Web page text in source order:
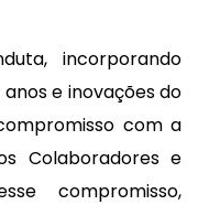
incorporando
e inovações do
com a
Colaboradores e
compromisso,